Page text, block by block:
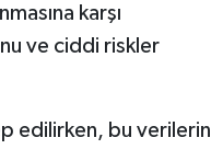
karşı
ve ciddi riskler
edilirken, bu verilerin